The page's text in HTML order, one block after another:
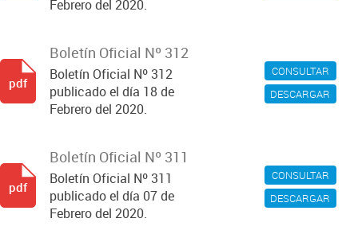
Febrero del 2020.
CONSULTAR
DESCARGAR
Boletín Oficial Nº 312
Boletín Oficial Nº 312
publicado el día 18 de
Febrero del 2020.
pdf
CONSULTAR
DESCARGAR
Boletín Oficial Nº 311
Boletín Oficial Nº 311
publicado el día 07 de
Febrero del 2020.
pdf